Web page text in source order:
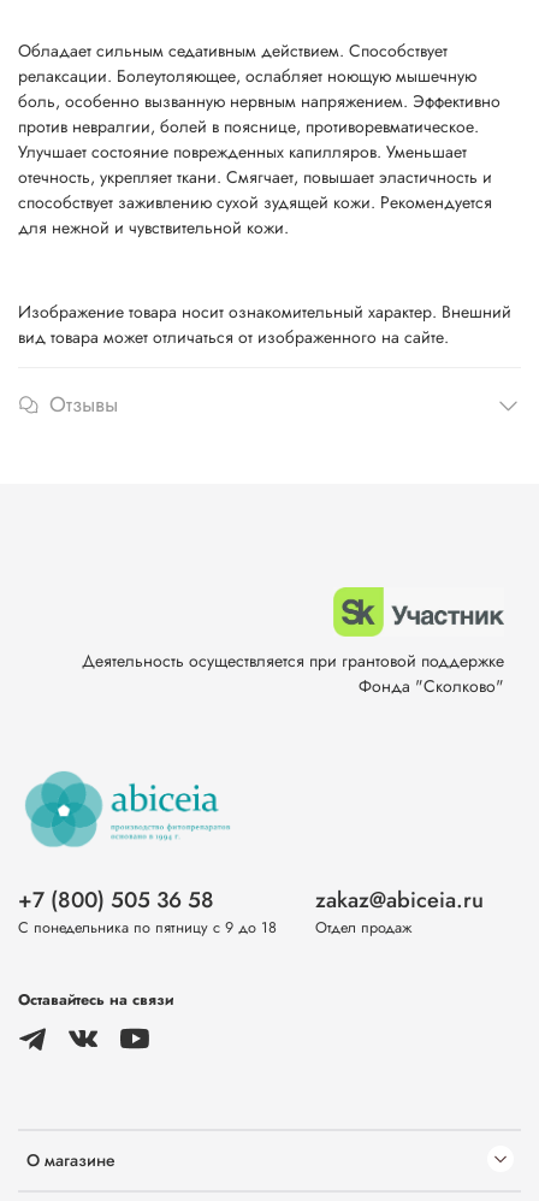
Обладает сильным седативным действием. Способствует
релаксации. Болеутоляющее, ослабляет ноющую мышечную
боль, особенно вызванную нервным напряжением. Эффективно
против невралгии, болей в пояснице, противоревматическое.
Улучшает состояние поврежденных капилляров. Уменьшает
отечность, укрепляет ткани. Смягчает, повышает эластичность и
способствует заживлению сухой зудящей кожи. Рекомендуется
для нежной и чувствительной кожи.
Изображение товара носит ознакомительный характер. Внешний
вид товара может отличаться от изображенного на сайте.
Отзывы
О магазине
+7 (800) 505 36 58
С понедельника по пятницу с 9 до 18
zakaz@abiceia.ru
Отдел продаж
Оставайтесь на связи
Деятельность осуществляется при грантовой поддержке
Фонда "Сколково"